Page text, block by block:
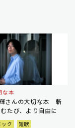
な本
さんの大切な本 斬
たび、より自由に
ック 短歌